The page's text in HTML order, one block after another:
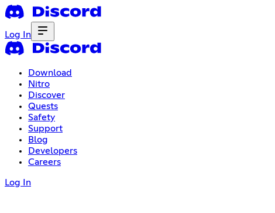
Log In
Download
Nitro
Discover
Quests
Safety
Support
Blog
Developers
Careers
Log In